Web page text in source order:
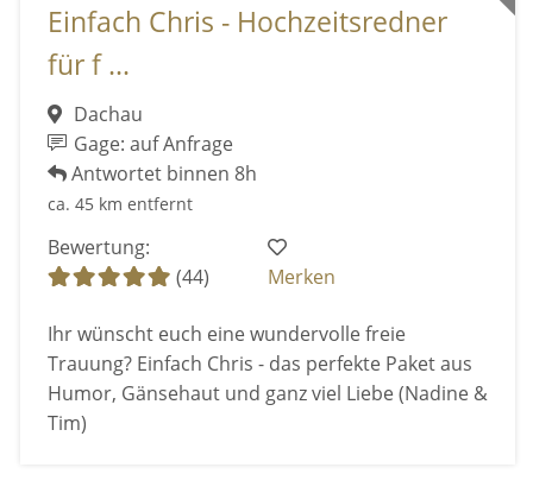
Einfach Chris - Hochzeitsredner
für f ...
Dachau
Gage: auf Anfrage
Antwortet binnen 8h
ca. 45 km entfernt
Bewertung:
(44)
Merken
Ihr wünscht euch eine wundervolle freie
Trauung? Einfach Chris - das perfekte Paket aus
Humor, Gänsehaut und ganz viel Liebe (Nadine &
Tim)